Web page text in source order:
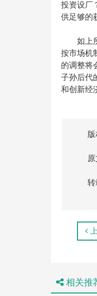
投资设厂
供足够的
如上
按市场机
的调整将
子孙后代
和创新经
转
相关推